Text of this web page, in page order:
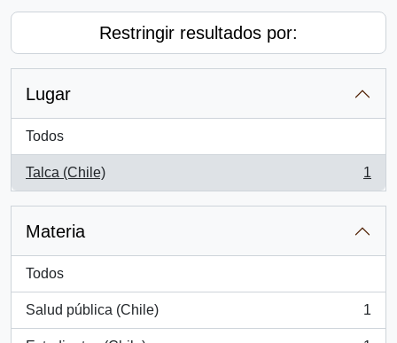
Restringir resultados por:
Lugar
Todos
Talca (Chile)
, 1 resultados
1
Materia
Todos
Salud pública (Chile)
, 1 resultados
1